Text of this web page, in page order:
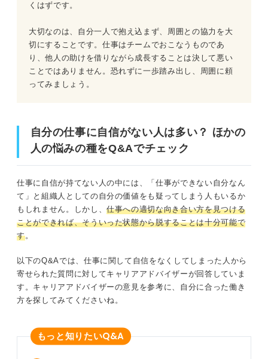
くはずです。
大切なのは、自分一人で抱え込まず、周囲との協力を大
切にすることです。仕事はチームでおこなうものであ
り、他人の助けを借りながら成長することは決して悪い
ことではありません。恐れずに一歩踏み出し、周囲に頼
ってみましょう。
自分の仕事に自信がない人は多い？ ほかの
人の悩みの種をQ&Aでチェック
仕事に自信が持てない人の中には、「仕事ができない自分なん
て」と組織人としての自分の価値をも疑ってしまう人もいるか
もしれません。しかし、仕事への適切な向き合い方を見つける
ことができれば、そういった状態から脱することは十分可能で
す。
以下のQ&Aでは、仕事に関して自信をなくしてしまった人から
寄せられた質問に対してキャリアアドバイザーが回答していま
す。キャリアアドバイザーの意見を参考に、自分に合った働き
方を探してみてくださいね。
もっと知りたいQ&A